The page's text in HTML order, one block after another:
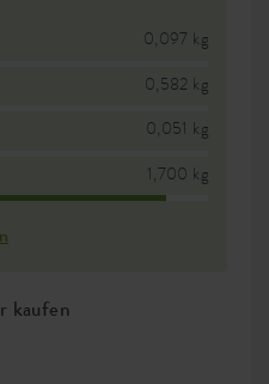
0,097 kg
0,582 kg
0,051 kg
1,700 kg
kaufen